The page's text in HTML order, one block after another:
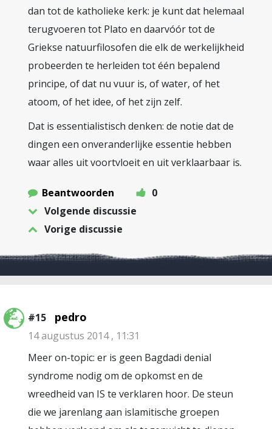
dan tot de katholieke kerk: je kunt dat helemaal
terugvoeren tot Plato en daarvóór tot de
Griekse natuurfilosofen die elk de werkelijkheid
probeerden te herleiden tot één bepalend
principe, of dat nu vuur is, of water, of het
atoom, of het idee, of het zijn zelf.
Dat is essentialistisch denken: de notie dat de
dingen een onveranderlijke essentie hebben
waar alles uit voortvloeit en uit verklaarbaar is.
Beantwoorden
0
Volgende discussie
Vorige discussie
#15 pedro
14 augustus 2014 , 11:31
Meer on-topic: er is geen Bagdadi denial
syndrome nodig om de opkomst en de
wreedheid van IS te verklaren hoor. De steun
die we jarenlang aan islamitische groepen